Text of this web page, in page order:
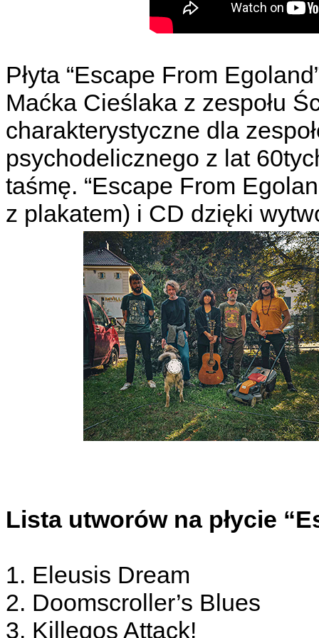
Płyta “Escape From
Maćka Cieślaka z zespołu
charakterystyczne dla
psychodelicznego z lat
taśmę. “Escape From
z plakatem) i CD dzięki
Lista utworów na płycie
1. Eleusis Dream
2. Doomscroller’s Blues
3. Killegos Attack!